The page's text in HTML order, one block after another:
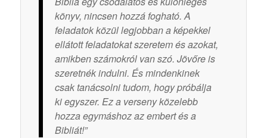
könyv, nincsen hozzá fogható. A
feladatok közül legjobban a képekkel
ellátott feladatokat szeretem és azokat,
amikben számokról van szó. Jövőre is
szeretnék indulni. És mindenkinek
csak tanácsolni tudom, hogy próbálja
ki egyszer. Ez a verseny közelebb
hozza egymáshoz az embert és a
Bibliát!”